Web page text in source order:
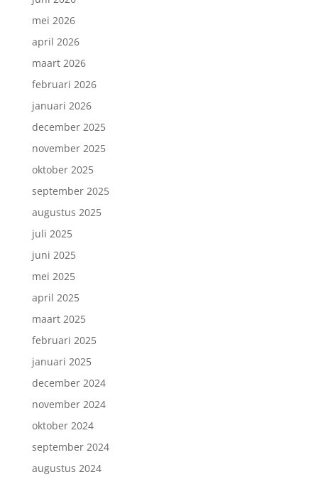
mei 2026
april 2026
maart 2026
februari 2026
januari 2026
december 2025
november 2025
oktober 2025
september 2025
augustus 2025
juli 2025
juni 2025
mei 2025
april 2025
maart 2025
februari 2025
januari 2025
december 2024
november 2024
oktober 2024
september 2024
augustus 2024